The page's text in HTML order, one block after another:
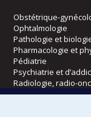
Obstétrique-
Ophtalmologie
Pathologie et
Pharmacologie et
Pédiatrie
Psychiatrie et
Radiologie, radio-